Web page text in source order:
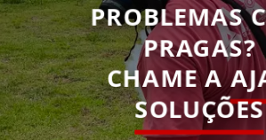
PROBLEMAS
PRAGAS?
CHAME A
SOLUÇÕES